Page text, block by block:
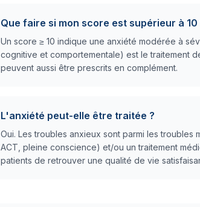
Que faire si mon score est supérieur à 10
Un score ≥ 10 indique une anxiété modérée à
cognitive et comportementale) est le traitement
peuvent aussi être prescrits en complément.
L'anxiété peut-elle être traitée ?
Oui. Les troubles anxieux sont parmi les troubles
ACT, pleine conscience) et/ou un traitement
patients de retrouver une qualité de vie